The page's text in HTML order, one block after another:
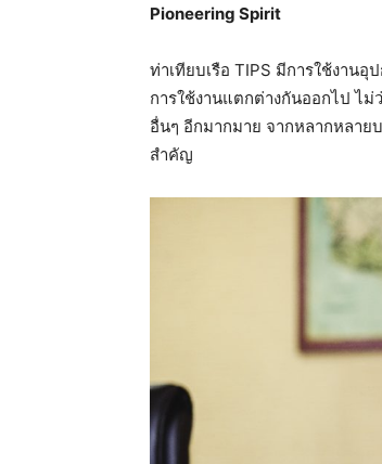
Pioneering Spirit
ท่าเทียบเรือ TIPS มีการใช้งาน
การใช้งานแตกต่างกันออกไป ไ
อื่นๆ อีกมากมาย จากหลากหลา
สำคัญ